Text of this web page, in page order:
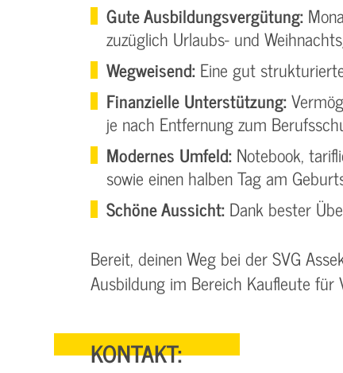
Gute Ausbildungsvergütung:
zuzüglich Urlaubs- und
Wegweisend:Eine gut
Finanzielle Unterstützung:
je nach Entfernung zum
Modernes Umfeld:Notebook,
sowie einen halben Tag am
Schöne Aussicht:Dank bester
Bereit, deinen Weg bei der SVG
Ausbildung im Bereich Kaufleute für
KONTAKT: